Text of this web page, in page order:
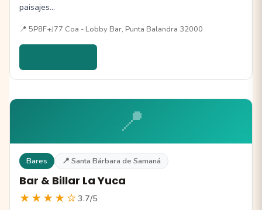
paisajes…
📍 5P8F+J77 Coa - Lobby Bar, Punta Balandra 32000
📍
Bares 📍 Santa Bárbara de Samaná
Bar & Billar La Yuca
★★★★☆3.7/5